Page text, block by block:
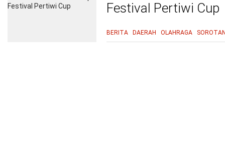
Festival Pertiwi Cup
BERITA DAERAH OLAHRAGA